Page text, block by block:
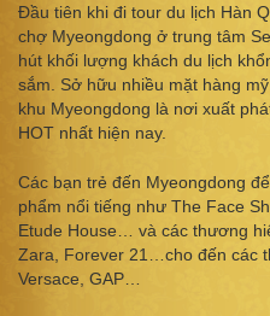
Đầu tiên khi đi tour du lịch Hàn
chợ Myeongdong ở trung tâm
hút khối lượng khách du lịch
sắm. Sở hữu nhiều mặt hàng
khu Myeongdong là nơi xuất
HOT nhất hiện nay.
Các bạn trẻ đến Myeongdong
phẩm nổi tiếng như The Face
Etude House… và các thương
Zara, Forever 21…cho đến các
Versace, GAP…